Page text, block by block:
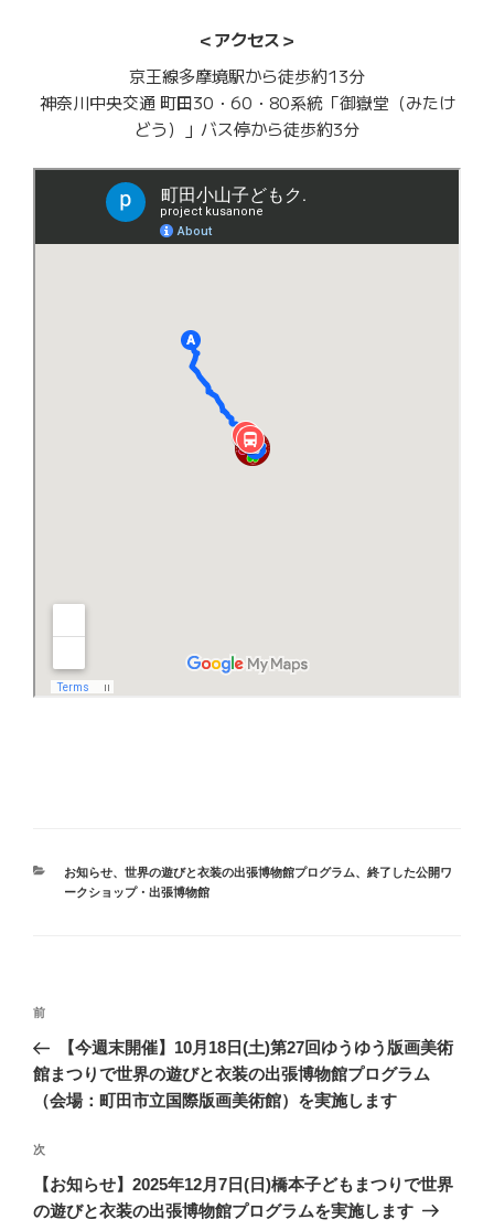
＜アクセス＞
京王線多摩境駅から徒歩約13分
神奈川中央交通 町田30・60・80系統「御嶽堂（みたけ
どう）」バス停から徒歩約3分
カ
テ
お知らせ、 世界の遊びと衣装の出張博物館プログラム、 終了した公開ワ
ークショップ・出張博物館
投
ナ
ビ
ー
シ
ョ
前
の
投
稿
前
【今週末開催】10月18日(土)第27回ゆうゆう版画美術
館まつりで世界の遊びと衣装の出張博物館プログラム
（会場：町田市立国際版画美術館）を実施します
次
の
投
次
【お知らせ】2025年12月7日(日)橋本子どもまつりで世界
の遊びと衣装の出張博物館プログラムを実施します